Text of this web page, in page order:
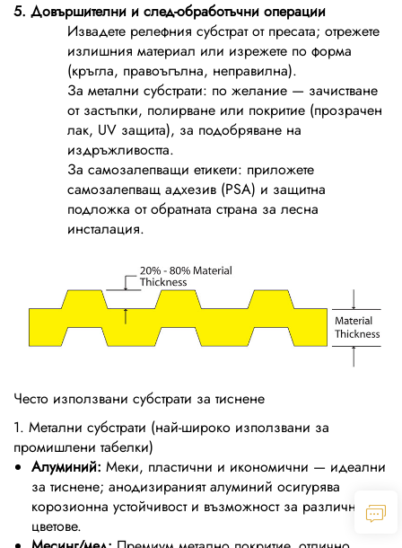
5. Довършителни и след-обработъчни операции
Извадете релефния субстрат от пресата; отрежете
излишния материал или изрежете по форма
(кръгла, правоъгълна, неправилна).
За метални субстрати: по желание — зачистване
от застъпки, полирване или покритие (прозрачен
лак, UV защита), за подобряване на
издръжливостта.
За самозалепващи етикети: приложете
самозалепващ адхезив (PSA) и защитна
подложка от обратната страна за лесна
инсталация.
Често използвани субстрати за тиснене
1. Метални субстрати (най-широко използвани за
промишлени табелки)
Алуминий: Меки, пластични и икономични — идеални
за тиснене; анодизираният алуминий осигурява
корозионна устойчивост и възможност за различни
цветове.